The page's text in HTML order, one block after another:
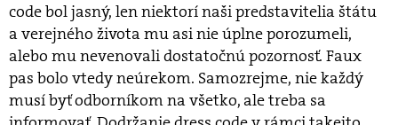
code bol jasný, len niektorí naši predstavitelia štátu
a verejného života mu asi nie úplne porozumeli,
alebo mu nevenovali dostatočnú pozornosť. Faux
pas bolo vtedy neúrekom. Samozrejme, nie každý
musí byť odborníkom na všetko, ale treba sa